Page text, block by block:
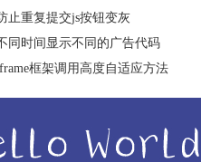
止重复提交js按钮变灰
同时间显示不同的广告代码
框架调用高度自适应方法